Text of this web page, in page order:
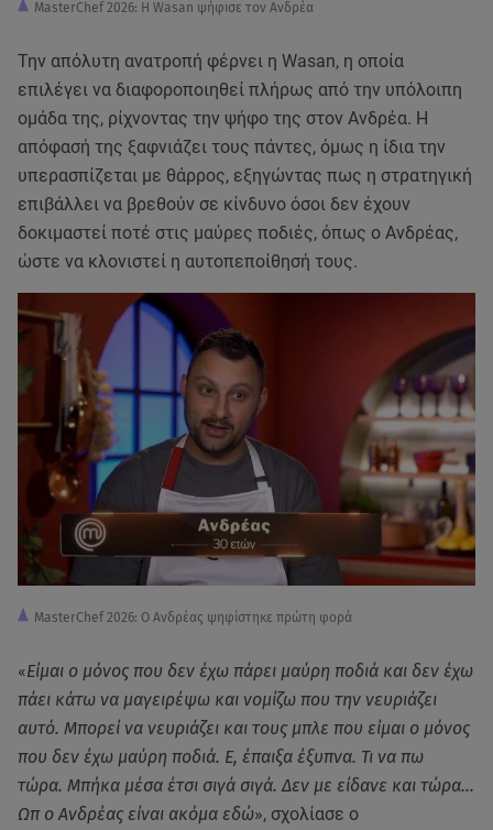
MasterChef 2026: Η Wasan ψήφισε τον Ανδρέα
Την απόλυτη ανατροπή φέρνει η Wasan, η οποία
επιλέγει να διαφοροποιηθεί πλήρως από την υπόλοιπη
ομάδα της, ρίχνοντας την ψήφο της στον Ανδρέα. Η
απόφασή της ξαφνιάζει τους πάντες, όμως η ίδια την
υπερασπίζεται με θάρρος, εξηγώντας πως η στρατηγική
επιβάλλει να βρεθούν σε κίνδυνο όσοι δεν έχουν
δοκιμαστεί ποτέ στις μαύρες ποδιές, όπως ο Ανδρέας,
ώστε να κλονιστεί η αυτοπεποίθησή τους.
MasterChef 2026: Ο Ανδρέας ψηφίστηκε πρώτη φορά
«Είμαι ο μόνος που δεν έχω πάρει μαύρη ποδιά και δεν έχω
πάει κάτω να μαγειρέψω και νομίζω που την νευριάζει
αυτό. Μπορεί να νευριάζει και τους μπλε που είμαι ο μόνος
που δεν έχω μαύρη ποδιά. Ε, έπαιξα έξυπνα. Τι να πω
τώρα. Μπήκα μέσα έτσι σιγά σιγά. Δεν με είδανε και τώρα...
Ωπ ο Ανδρέας είναι ακόμα εδώ», σχολίασε ο